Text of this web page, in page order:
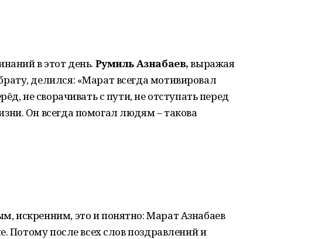
в этот день. Румиль Азнабаев,выражая
делился: «Марат всегда мотивировал
не сворачивать с пути, не отступать перед
Он всегда помогал людям – такова
искренним, это и понятно: Марат Азнабаев
Потому после всех слов поздравлений и